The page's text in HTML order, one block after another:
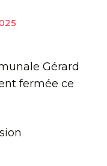
Gérard
fermée ce